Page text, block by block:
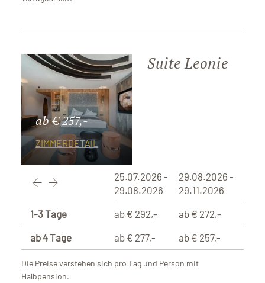
ab € 257,-
ZIMMERDETAIL
Suite Leonie
25.07.2026 -
29.08.2026
29.08.2026 -
29.11.2026
1-3 Tage
ab 4 Tage
ab € 292,-
ab € 277,-
ab € 272,-
ab € 257,-
Die Preise verstehen sich pro Tag und Person mit
Halbpension.